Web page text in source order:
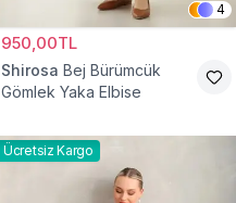
4
950,00TL
Shirosa Bej Bürümcük
Gömlek Yaka Elbise
Ücretsiz Kargo